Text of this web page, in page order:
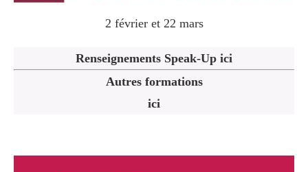
2 février et 22 mars
Renseignements Speak-Up ici
Autres formations
ici